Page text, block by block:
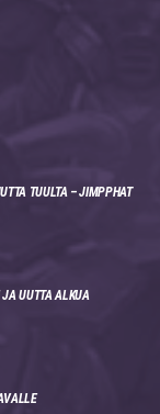
TUULTA – JIMPPHAT
UUTTA ALKUA